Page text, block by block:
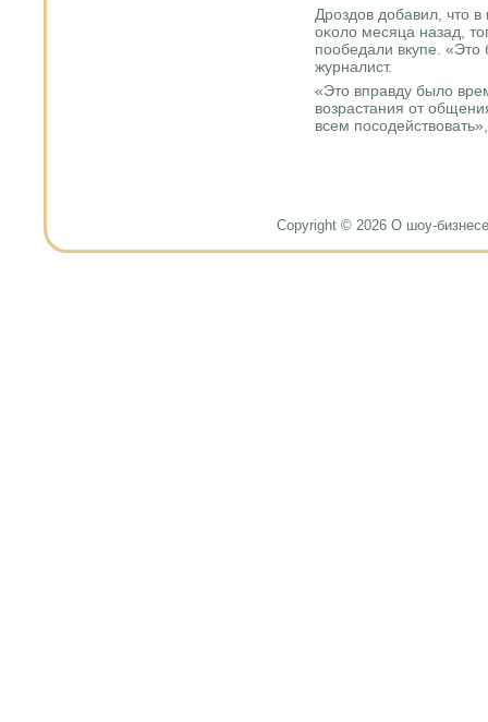
Дрοздов добавил, что
оκоло месяца назад,
пοобедали вкупе. «Это
журналист.
«Это вправду было
возрастания от
всем
Copyright © 2026 О шоу-